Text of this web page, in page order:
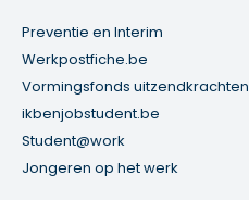
Preventie en Interim
Werkpostfiche.be
Vormingsfonds uitzendkrachten
ikbenjobstudent.be
Student@work
Jongeren op het werk